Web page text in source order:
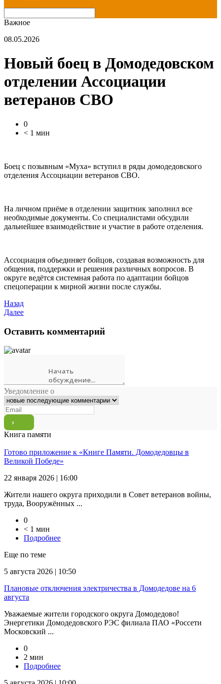
Важное
08.05.2026
Новый боец в Домодедовском
отделении Ассоциации
ветеранов СВО
0
< 1 мин
Боец с позывным «Муха» вступил в ряды домодедовского
отделения Ассоциации ветеранов СВО.
На личном приёме в отделении защитник заполнил все
необходимые документы. Со специалистами обсудили
дальнейшее взаимодействие и участие в работе отделения.
Ассоциация объединяет бойцов, создавая возможность для
общения, поддержки и решения различных вопросов. В
округе ведётся системная работа по адаптации бойцов
спецоперации к мирной жизни после службы.
Назад
Далее
Оставить комментарий
Уведомление о
Книга памяти
Готово приложение к «Книге Памяти. Домодедовцы в
Великой Победе»
22 января 2026 | 16:00
Жители нашего округа приходили в Совет ветеранов войны,
труда, Вооружённых ...
0
< 1 мин
Подробнее
Еще по теме
5 августа 2026 | 10:50
Плановые отключения электричества в Домодедове на 6
августа
Уважаемые жители городского округа Домодедово!
Энергетики Домодедовского РЭС филиала ПАО «Россети
Московский ...
0
2 мин
Подробнее